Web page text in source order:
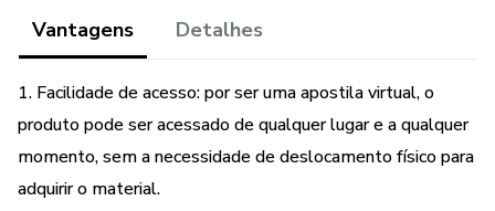
Vantagens Detalhes
1. Facilidade de acesso: por ser uma apostila virtual, o
produto pode ser acessado de qualquer lugar e a qualquer
momento, sem a necessidade de deslocamento físico para
adquirir o material.